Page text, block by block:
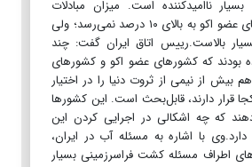
ناامیدکننده است. میزان مبادلات
درون‌گروهی کشورهای عضو اکو به بالای ۱۰ درصد نمی‌رسد؛ ولی
بالاست.رییس اتاق ایران گفت: چند
بودند که کشورهای عضو اکو و کشورهای
بیش از نیمی از ثروت دنیا را در اختیار
قرار دارند، قابل‌بحث است. این کشورها
که چه اشکالی در اجرایی کردن این
با اشاره به مسئله آب در ایران،
اطراف مسئله کشت فراسرزمینی بسیار